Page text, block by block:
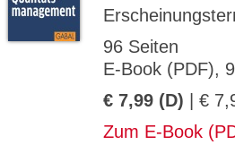
96 Seiten
E-Book (PDF),
€ 7,99 (D) | €
Zum E-Book